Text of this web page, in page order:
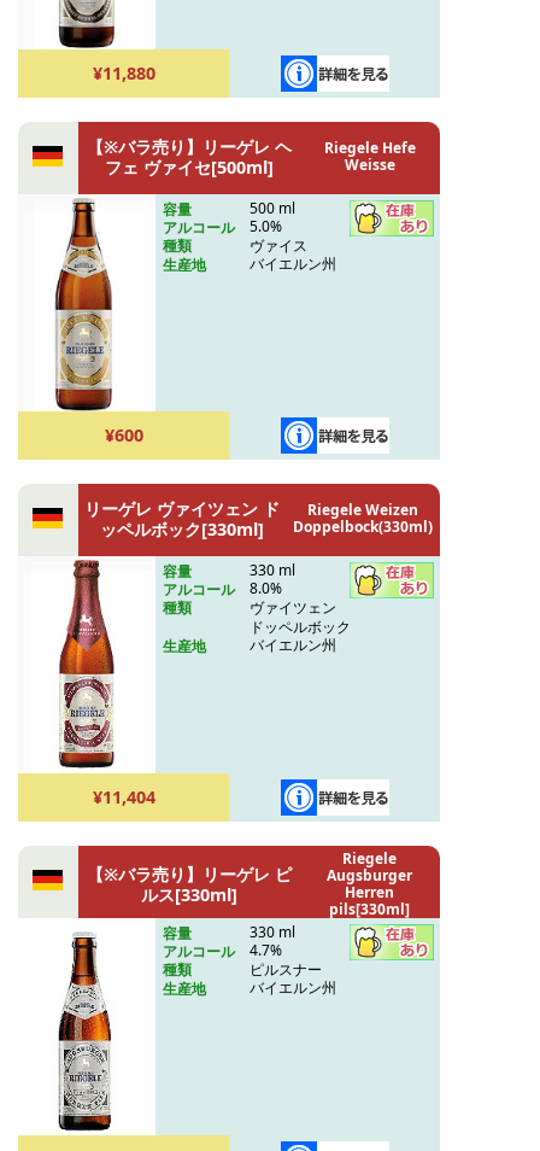
¥11,880
【※バラ売り】リーゲレ ヘ
フェ ヴァイセ[500ml]
Riegele Hefe
Weisse
容量
500 ml
アルコール
5.0%
種類
ヴァイス
生産地
バイエルン州
¥600
リーゲレ ヴァイツェン ド
ッペルボック[330ml]
Riegele Weizen
Doppelbock(330ml)
容量
330 ml
アルコール
8.0%
種類
ヴァイツェン
ドッペルボック
生産地
バイエルン州
¥11,404
【※バラ売り】リーゲレ ピ
ルス[330ml]
Riegele
Augsburger
Herren
pils[330ml]
容量
330 ml
アルコール
4.7%
種類
ピルスナー
生産地
バイエルン州